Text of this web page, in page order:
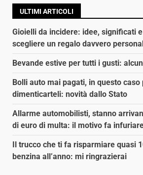
ULTIMI ARTICOLI
Gioielli da incidere: idee, significati
scegliere un regalo davvero
Bevande estive per tutti i gusti:
Bolli auto mai pagati, in questo caso
dimenticarteli: novità dallo Stato
Allarme automobilisti, stanno
di euro di multa: il motivo fa
Il trucco che ti fa risparmiare quasi
benzina all’anno: mi ringrazierai